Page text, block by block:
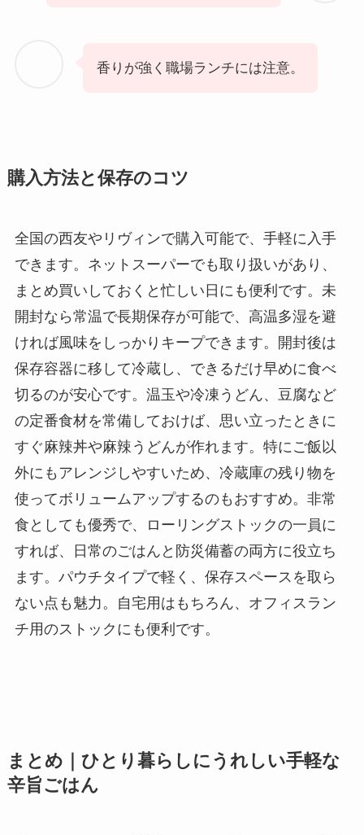
香りが強く職場ランチには注意。
購入方法と保存のコツ
全国の西友やリヴィンで購入可能で、手軽に入手
できます。ネットスーパーでも取り扱いがあり、
まとめ買いしておくと忙しい日にも便利です。未
開封なら常温で長期保存が可能で、高温多湿を避
ければ風味をしっかりキープできます。開封後は
保存容器に移して冷蔵し、できるだけ早めに食べ
切るのが安心です。温玉や冷凍うどん、豆腐など
の定番食材を常備しておけば、思い立ったときに
すぐ麻辣丼や麻辣うどんが作れます。特にご飯以
外にもアレンジしやすいため、冷蔵庫の残り物を
使ってボリュームアップするのもおすすめ。非常
食としても優秀で、ローリングストックの一員に
すれば、日常のごはんと防災備蓄の両方に役立ち
ます。パウチタイプで軽く、保存スペースを取ら
ない点も魅力。自宅用はもちろん、オフィスラン
チ用のストックにも便利です。
まとめ｜ひとり暮らしにうれしい手軽な
辛旨ごはん